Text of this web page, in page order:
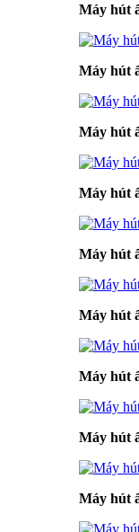
Máy hút
Máy hút
Máy hút
Máy hút
Máy hút
Máy hút
Máy hút
Máy hút
Máy hút